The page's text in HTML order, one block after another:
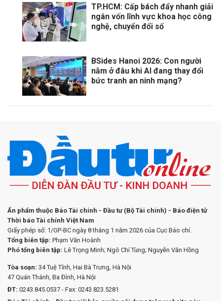
TP.HCM: Cấp bách đẩy nhanh giải
ngân vốn lĩnh vực khoa học công
nghệ, chuyển đổi số
BSides Hanoi 2026: Con người
nằm ở đâu khi AI đang thay đổi
bức tranh an ninh mạng?
Ấn phẩm thuộc Báo Tài chính - Đầu tư (Bộ Tài chính) - Báo điện tử
Thời báo Tài chính Việt Nam
Giấy phép số: 1/GP-BC ngày 8 tháng 1 năm 2026 của Cục Báo chí.
Tổng biên tập: Phạm Văn Hoành
Phó tổng biên tập: Lê Trọng Minh; Ngô Chí Tùng; Nguyễn Văn Hồng
Tòa soạn: 34 Tuệ Tĩnh, Hai Bà Trưng, Hà Nội
47 Quán Thánh, Ba Đình, Hà Nội
ĐT: 0243.845.0537 - Fax: 0243.823.5281